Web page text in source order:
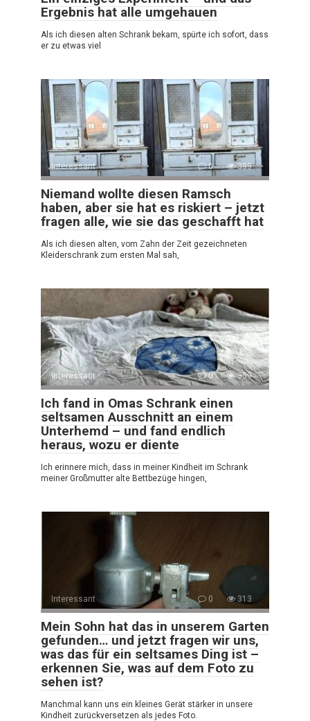
Ergebnis hat alle umgehauen
Als ich diesen alten Schrank bekam, spürte ich sofort, dass
er zu etwas viel
Interessant 0 399
Niemand wollte diesen Ramsch
haben, aber sie hat es riskiert – jetzt
fragen alle, wie sie das geschafft hat
Als ich diesen alten, vom Zahn der Zeit gezeichneten
Kleiderschrank zum ersten Mal sah,
Interessant 0 359
Ich fand in Omas Schrank einen
seltsamen Ausschnitt an einem
Unterhemd – und fand endlich
heraus, wozu er diente
Ich erinnere mich, dass in meiner Kindheit im Schrank
meiner Großmutter alte Bettbezüge hingen,
Interessant 0 313
Mein Sohn hat das in unserem Garten
gefunden… und jetzt fragen wir uns,
was das für ein seltsames Ding ist –
erkennen Sie, was auf dem Foto zu
sehen ist?
Manchmal kann uns ein kleines Gerät stärker in unsere
Kindheit zurückversetzen als jedes Foto.